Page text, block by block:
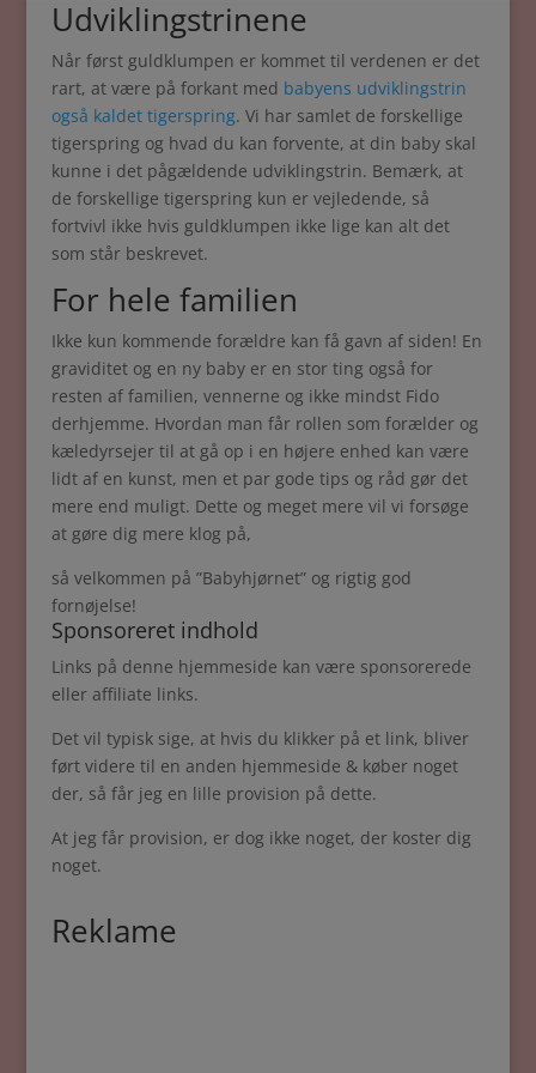
Udviklingstrinene
Når først guldklumpen er kommet til verdenen er det
rart, at være på forkant med babyens udviklingstrin
også kaldet tigerspring. Vi har samlet de forskellige
tigerspring og hvad du kan forvente, at din baby skal
kunne i det pågældende udviklingstrin. Bemærk, at
de forskellige tigerspring kun er vejledende, så
fortvivl ikke hvis guldklumpen ikke lige kan alt det
som står beskrevet.
For hele familien
Ikke kun kommende forældre kan få gavn af siden! En
graviditet og en ny baby er en stor ting også for
resten af familien, vennerne og ikke mindst Fido
derhjemme. Hvordan man får rollen som forælder og
kæledyrsejer til at gå op i en højere enhed kan være
lidt af en kunst, men et par gode tips og råd gør det
mere end muligt. Dette og meget mere vil vi forsøge
at gøre dig mere klog på,
så velkommen på ”Babyhjørnet” og rigtig god
fornøjelse!
Sponsoreret indhold
Links på denne hjemmeside kan være sponsorerede
eller affiliate links.
Det vil typisk sige, at hvis du klikker på et link, bliver
ført videre til en anden hjemmeside & køber noget
der, så får jeg en lille provision på dette.
At jeg får provision, er dog ikke noget, der koster dig
noget.
Reklame